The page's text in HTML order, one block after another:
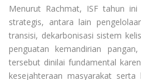
Menurut Rachmat, ISF tahun
strategis, antara lain
transisi, dekarbonisasi sistem
penguatan kemandirian
tersebut dinilai fundamental
kesejahteraan masyarakat